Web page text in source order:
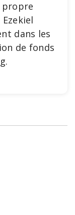
propre
dans les
de fonds